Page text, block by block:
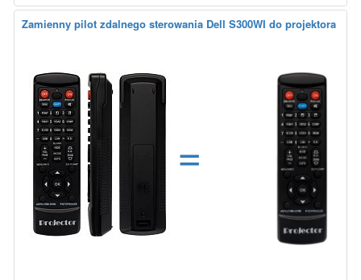
Zamienny pilot zdalnego sterowania Dell S300WI do projektora
=